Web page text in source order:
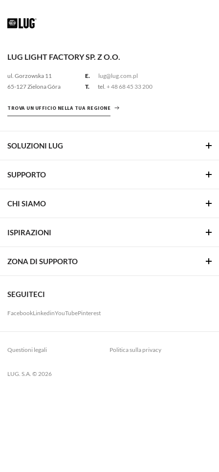
LUG LIGHT FACTORY SP. Z O.O.
ul. Gorzowska 11
65-127 Zielona Góra
E.
lug@lug.com.pl
T.
tel. + 48 68 45 33 200
TROVA UN UFFICIO NELLA TUA REGIONE
SOLUZIONI LUG
SUPPORTO
CHI SIAMO
ISPIRAZIONI
ZONA DI SUPPORTO
SEGUITECI
FacebookLinkedinYouTubePinterest
LUG. S.A. © 2026
Questioni legali Politica sulla privacy